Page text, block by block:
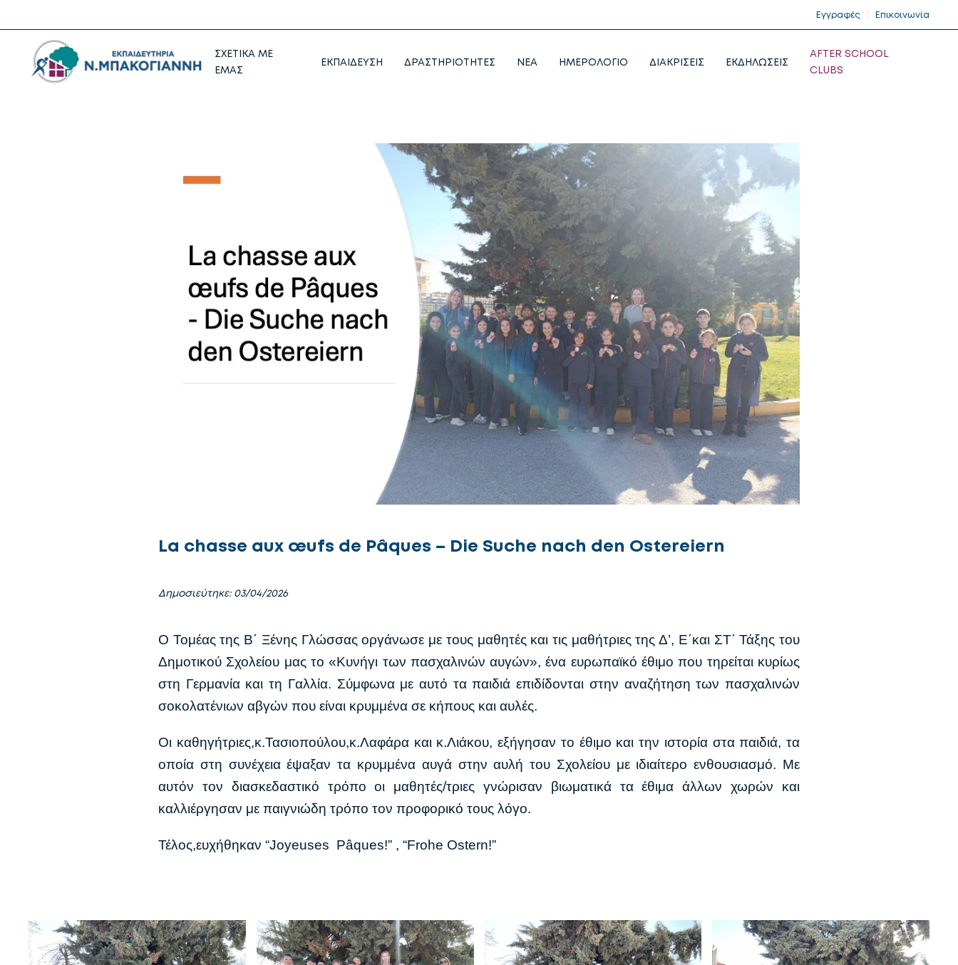
Εγγραφές Επικοινωνία
ΣΧΕΤΙΚΑ ΜΕ
ΕΜΑΣ
ΕΚΠΑΙΔΕΥΣΗ ΔΡΑΣΤΗΡΙΟΤΗΤΕΣ NEA ΗΜΕΡΟΛΟΓΙΟ ΔΙΑΚΡΙΣΕΙΣ ΕΚΔΗΛΩΣΕΙΣ
AFTER SCHOOL
CLUBS
La chasse aux œufs de Pâques – Die Suche nach den Ostereiern
Δημοσιεύτηκε: 03/04/2026
Ο Τομέας της Β΄ Ξένης Γλώσσας οργάνωσε με τους μαθητές και τις μαθήτριες της Δ’, Ε΄και ΣΤ΄ Τάξης του
Δημοτικού Σχολείου μας το «Κυνήγι των πασχαλινών αυγών», ένα ευρωπαϊκό έθιμο που τηρείται κυρίως
στη Γερμανία και τη Γαλλία. Σύμφωνα με αυτό τα παιδιά επιδίδονται στην αναζήτηση των πασχαλινών
σοκολατένιων αβγών που είναι κρυμμένα σε κήπους και αυλές.
Οι καθηγήτριες,κ.Τασιοπούλου,κ.Λαφάρα και κ.Λιάκου, εξήγησαν το έθιμο και την ιστορία στα παιδιά, τα
οποία στη συνέχεια έψαξαν τα κρυμμένα αυγά στην αυλή του Σχολείου με ιδιαίτερο ενθουσιασμό. Με
αυτόν τον διασκεδαστικό τρόπο οι μαθητές/τριες γνώρισαν βιωματικά τα έθιμα άλλων χωρών και
καλλιέργησαν με παιγνιώδη τρόπο τον προφορικό τους λόγο.
Τέλος,ευχήθηκαν “Joyeuses Pâques!” , “Frohe Ostern!”